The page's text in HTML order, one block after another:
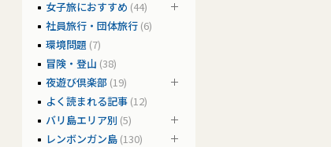
女子旅におすすめ (44)
社員旅行・団体旅行 (6)
環境問題 (7)
冒険・登山 (38)
夜遊び倶楽部 (19)
よく読まれる記事 (12)
バリ島エリア別 (5)
レンボンガン島 (130)